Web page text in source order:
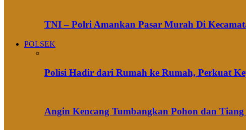
TNI – Polri Amankan Pasar Murah Di
POLSEK
Polisi Hadir dari Rumah ke Rumah, Perkuat
Angin Kencang Tumbangkan Pohon dan